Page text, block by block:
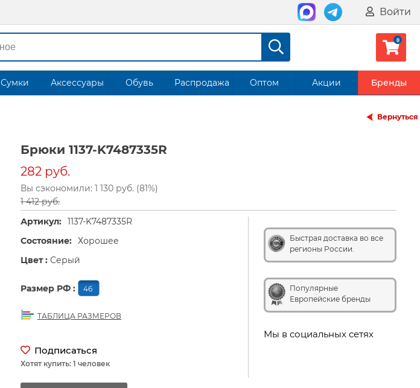
Войти
Сумки Аксессуары Обувь Распродажа Оптом Акции Бренды
Вернуться
Брюки 1137-K7487335R
282 руб.
Вы сэкономили: 1 130 руб. (81%)
1 412 руб.
Быстрая доставка во все
регионы России.
Популярные
Европейские бренды
Мы в социальных сетях
Артикул: 1137-K7487335R
Состояние: Хорошее
Цвет : Серый
Размер РФ : 46
ТАБЛИЦА РАЗМЕРОВ
Подписаться
Хотят купить: 1 человек